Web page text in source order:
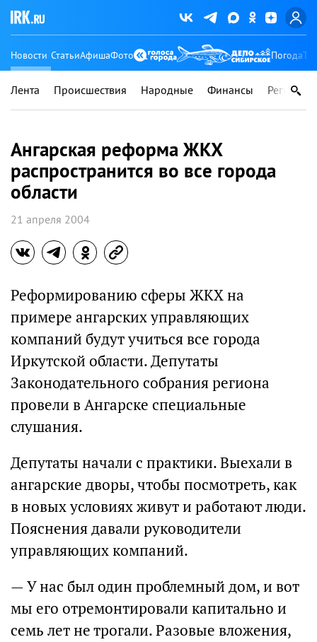
Новости СтатьиАфишаФото Погода
Лента Происшествия Народные Финансы Регионы
Ангарская реформа ЖКХ
распространится во все города
области
21 апреля 2004
Реформированию сферы ЖКХ на
примере ангарских управляющих
компаний будут учиться все города
Иркутской области. Депутаты
Законодательного собрания региона
провели в Ангарске специальные
слушания.
Депутаты начали с практики. Выехали в
ангарские дворы, чтобы посмотреть, как
в новых условиях живут и работают люди.
Пояснения давали руководители
управляющих компаний.
— У нас был один проблемный дом, и вот
мы его отремонтировали капитально и
семь лет не трогали. Разовые вложения,